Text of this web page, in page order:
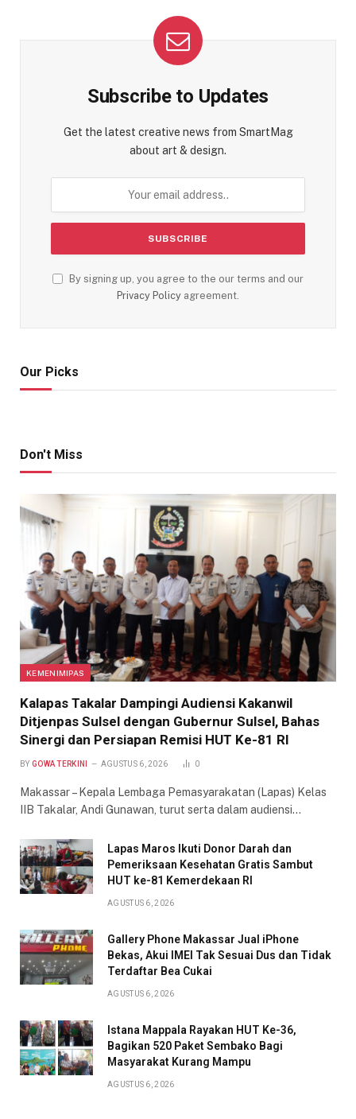
Subscribe to Updates
Get the latest creative news from SmartMag
about art & design.
By signing up, you agree to the our terms and our
Privacy Policy agreement.
Our Picks
Don't Miss
KEMENIMIPAS
Kalapas Takalar Dampingi Audiensi Kakanwil
Ditjenpas Sulsel dengan Gubernur Sulsel, Bahas
Sinergi dan Persiapan Remisi HUT Ke-81 RI
BY GOWA TERKINI AGUSTUS 6, 2026 0
Makassar – Kepala Lembaga Pemasyarakatan (Lapas) Kelas
IIB Takalar, Andi Gunawan, turut serta dalam audiensi…
Lapas Maros Ikuti Donor Darah dan
Pemeriksaan Kesehatan Gratis Sambut
HUT ke-81 Kemerdekaan RI
AGUSTUS 6, 2026
Gallery Phone Makassar Jual iPhone
Bekas, Akui IMEI Tak Sesuai Dus dan Tidak
Terdaftar Bea Cukai
AGUSTUS 6, 2026
Istana Mappala Rayakan HUT Ke-36,
Bagikan 520 Paket Sembako Bagi
Masyarakat Kurang Mampu
AGUSTUS 6, 2026